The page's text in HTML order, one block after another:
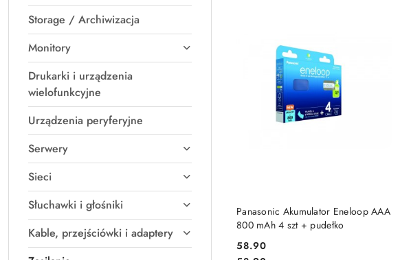
Storage / Archiwizacja
Monitory
Drukarki i urządzenia
wielofunkcyjne
Urządzenia peryferyjne
Serwery
Sieci
Słuchawki i głośniki
Kable, przejściówki i adaptery
Panasonic Akumulator Eneloop AAA
800 mAh 4 szt + pudełko
58.90
DO KOSZYKA